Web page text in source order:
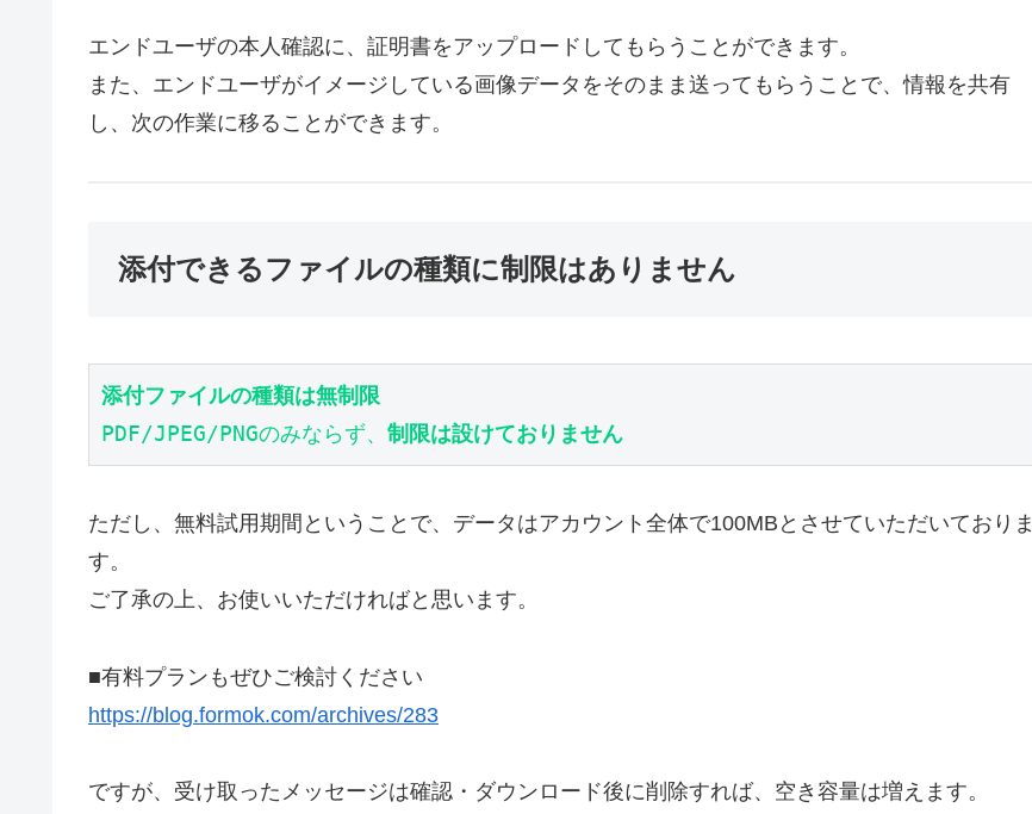
エンドユーザの本人確認に、証明書をアップロードしてもらうことができます。
また、エンドユーザがイメージしている画像データをそのまま送ってもらうことで、情報を共有
し、次の作業に移ることができます。
添付できるファイルの種類に制限はありません
添付ファイルの種類は無制限
PDF/JPEG/PNGのみならず、 制限は設けておりません
ただし、無料試用期間ということで、データはアカウント全体で100MBとさせていただいておりま
す。
ご了承の上、お使いいただければと思います。
■有料プランもぜひご検討ください
https://blog.formok.com/archives/283
ですが、受け取ったメッセージは確認・ダウンロード後に削除すれば、空き容量は増えます。